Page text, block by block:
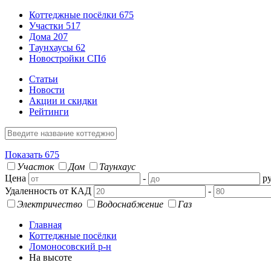
Коттеджные посёлки 675
Участки 517
Дома 207
Таунхаусы 62
Новостройки СПб
Статьи
Новости
Акции и скидки
Рейтинги
Показать 675
Участок
Дом
Таунхаус
Цена
-
Удаленность от КАД
-
Электричество
Водоснабжение
Газ
Главная
Коттеджные посёлки
Ломоносовский р-н
На высоте